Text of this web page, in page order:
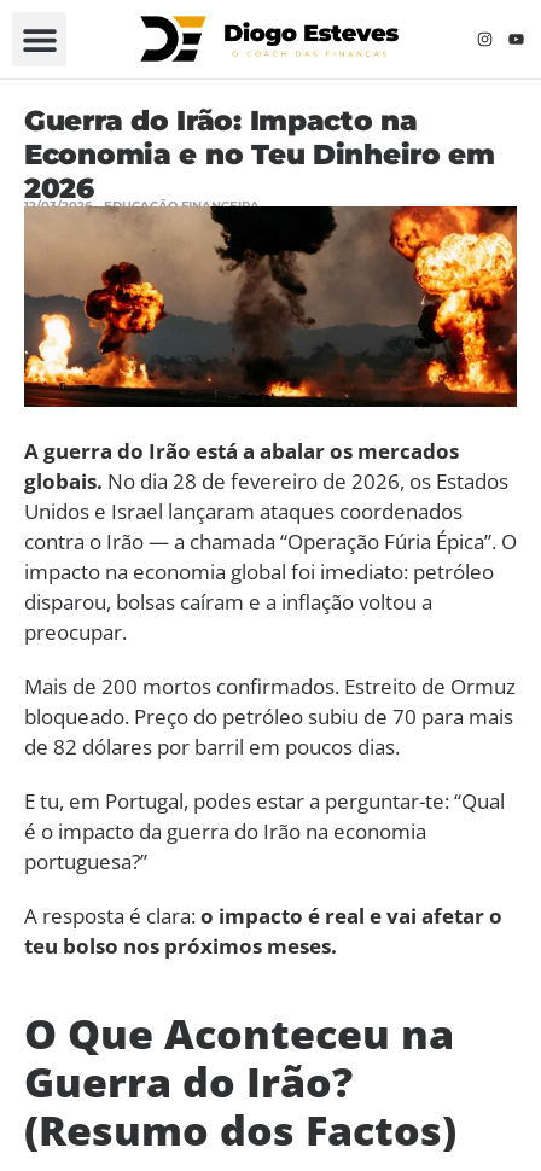
Guerra do Irão: Impacto na
Economia e no Teu Dinheiro em
2026
12/03/2026 EDUCAÇÃO FINANCEIRA
A guerra do Irão está a abalar os mercados
globais. No dia 28 de fevereiro de 2026, os Estados
Unidos e Israel lançaram ataques coordenados
contra o Irão — a chamada “Operação Fúria Épica”. O
impacto na economia global foi imediato: petróleo
disparou, bolsas caíram e a inflação voltou a
preocupar.
Mais de 200 mortos confirmados. Estreito de Ormuz
bloqueado. Preço do petróleo subiu de 70 para mais
de 82 dólares por barril em poucos dias.
E tu, em Portugal, podes estar a perguntar-te: “Qual
é o impacto da guerra do Irão na economia
portuguesa?”
A resposta é clara:o impacto é real e vai afetar o
teu bolso nos próximos meses.
O Que Aconteceu na
Guerra do Irão?
(Resumo dos Factos)